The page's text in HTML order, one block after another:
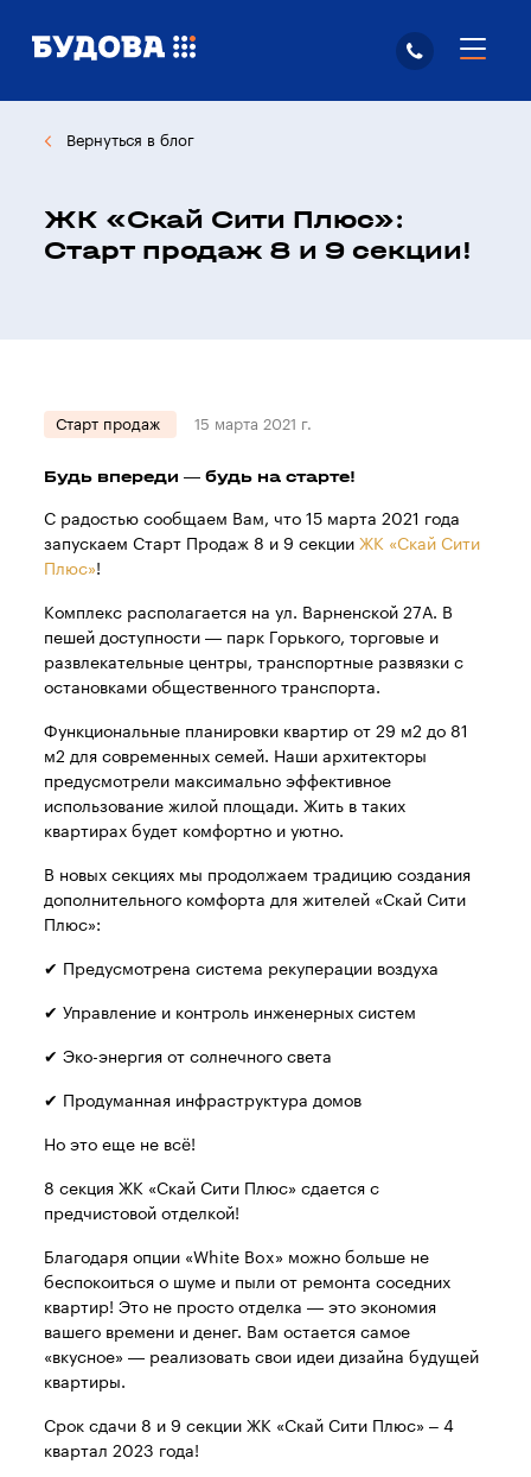
Вернуться в блог
ЖК «Скай Сити Плюс»:
Старт продаж 8 и 9 секции!
Старт продаж 15 марта 2021 г.
Будь впереди — будь на старте!
С радостью сообщаем Вам, что 15 марта 2021 года
запускаем Старт Продаж 8 и 9 секцииЖК «Скай Сити
Плюс»!
Комплекс располагается на ул. Варненской 27А. В
пешей доступности — парк Горького, торговые и
развлекательные центры, транспортные развязки с
остановками общественного транспорта.
Функциональные планировки квартир от 29 м2 до 81
м2 для современных семей. Наши архитекторы
предусмотрели максимально эффективное
использование жилой площади. Жить в таких
квартирах будет комфортно и уютно.
В новых секциях мы продолжаем традицию создания
дополнительного комфорта для жителей «Скай Сити
Плюс»:
✔ Предусмотрена система рекуперации воздуха
✔ Управление и контроль инженерных систем
✔ Эко-энергия от солнечного света
✔ Продуманная инфраструктура домов
Но это еще не всё!
8 секция ЖК «Скай Сити Плюс» сдается с
предчистовой отделкой!
Благодаря опции «White Box» можно больше не
беспокоиться о шуме и пыли от ремонта соседних
квартир! Это не просто отделка — это экономия
вашего времени и денег. Вам остается самое
«вкусное» — реализовать свои идеи дизайна будущей
квартиры.
Срок сдачи 8 и 9 секции ЖК «Скай Сити Плюс» – 4
квартал 2023 года!